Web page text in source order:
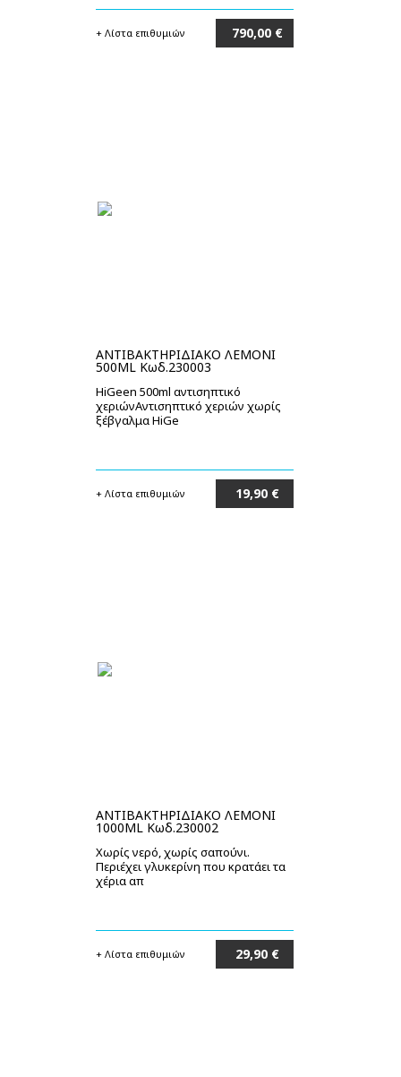
+ Λίστα επιθυμιών 790,00 €
ΑΝΤΙΒΑΚΤΗΡΙΔΙΑΚΟ ΛΕΜΟΝΙ
500ML Κωδ.230003
HiGeen 500ml αντισηπτικό
χεριώνΑντισηπτικό χεριών χωρίς
ξέβγαλμα HiGe
+ Λίστα επιθυμιών 19,90 €
ΑΝΤΙΒΑΚΤΗΡΙΔΙΑΚΟ ΛΕΜΟΝΙ
1000ML Κωδ.230002
Χωρίς νερό, χωρίς σαπούνι.
Περιέχει γλυκερίνη που κρατάει τα
χέρια απ
+ Λίστα επιθυμιών 29,90 €